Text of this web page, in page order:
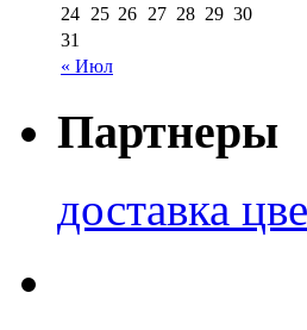
« Июл
24 25 26 27 28 29 30
31
Партнеры
доставка